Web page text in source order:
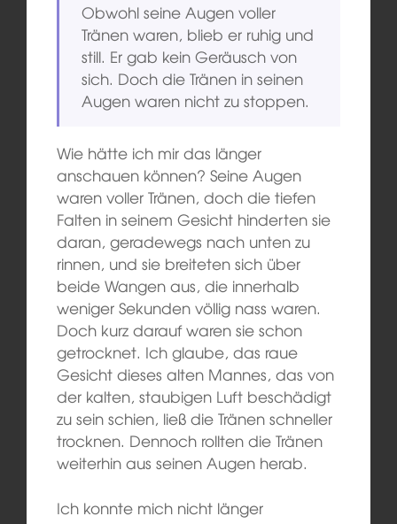
Obwohl seine Augen voller
Tränen waren, blieb er ruhig und
still. Er gab kein Geräusch von
sich. Doch die Tränen in seinen
Augen waren nicht zu stoppen.
Wie hätte ich mir das länger
anschauen können? Seine Augen
waren voller Tränen, doch die tiefen
Falten in seinem Gesicht hinderten sie
daran, geradewegs nach unten zu
rinnen, und sie breiteten sich über
beide Wangen aus, die innerhalb
weniger Sekunden völlig nass waren.
Doch kurz darauf waren sie schon
getrocknet. Ich glaube, das raue
Gesicht dieses alten Mannes, das von
der kalten, staubigen Luft beschädigt
zu sein schien, ließ die Tränen schneller
trocknen. Dennoch rollten die Tränen
weiterhin aus seinen Augen herab.
Ich konnte mich nicht länger